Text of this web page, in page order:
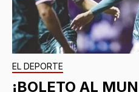
EL DEPORTE
¡BOLETO AL